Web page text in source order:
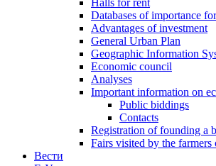
Halls for rent
Databases of importance
Advantages of investment
General Urban Plan
Geographic Information
Еconomic council
Analyses
Important information on
Public biddings
Contacts
Registration of founding a
Fairs visited by the
Вести